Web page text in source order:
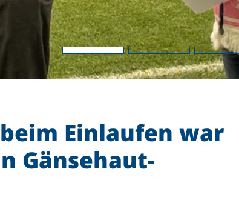
Einlaufen war
Gänsehaut-